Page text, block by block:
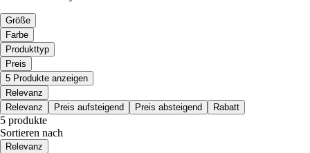
Größe
Farbe
Produkttyp
Preis
5 Produkte anzeigen
Relevanz
Relevanz
Preis aufsteigend Preis absteigend Rabatt
5 produkte
Sortieren nach
Relevanz